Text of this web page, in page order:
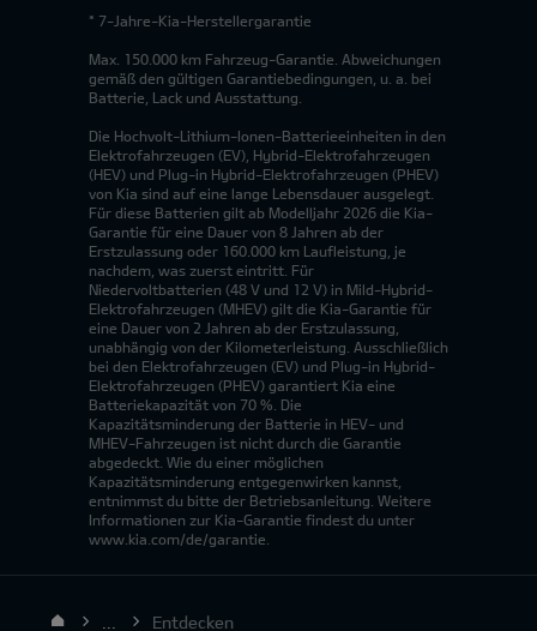
* 7-Jahre-Kia-Herstellergarantie
Max. 150.000 km Fahrzeug-Garantie. Abweichungen
gemäß den gültigen Garantiebedingungen, u. a. bei
Batterie, Lack und Ausstattung.
Die Hochvolt-Lithium-Ionen-Batterieeinheiten in den
Elektrofahrzeugen (EV), Hybrid-Elektrofahrzeugen
(HEV) und Plug-in Hybrid-Elektrofahrzeugen (PHEV)
von Kia sind auf eine lange Lebensdauer ausgelegt.
Für diese Batterien gilt ab Modelljahr 2026 die Kia-
Garantie für eine Dauer von 8 Jahren ab der
Erstzulassung oder 160.000 km Laufleistung, je
nachdem, was zuerst eintritt. Für
Niedervoltbatterien (48 V und 12 V) in Mild-Hybrid-
Elektrofahrzeugen (MHEV) gilt die Kia-Garantie für
eine Dauer von 2 Jahren ab der Erstzulassung,
unabhängig von der Kilometerleistung. Ausschließlich
bei den Elektrofahrzeugen (EV) und Plug-in Hybrid-
Elektrofahrzeugen (PHEV) garantiert Kia eine
Batteriekapazität von 70 %. Die
Kapazitätsminderung der Batterie in HEV- und
MHEV-Fahrzeugen ist nicht durch die Garantie
abgedeckt. Wie du einer möglichen
Kapazitätsminderung entgegenwirken kannst,
entnimmst du bitte der Betriebsanleitung. Weitere
Informationen zur Kia-Garantie findest du unter
www.kia.com/de/garantie.
Entdecken